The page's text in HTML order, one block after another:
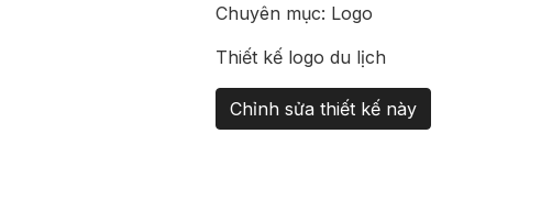
Chuyên mục: Logo
Thiết kế logo du lịch
Chỉnh sửa thiết kế này